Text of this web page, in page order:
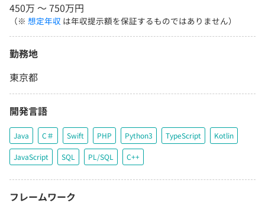
450万 〜 750万円
（※ 想定年収 は年収提示額を保証するものではありません）
勤務地
東京都
開発言語
Java C＃ Swift PHP Python3 TypeScript Kotlin
JavaScript SQL PL/SQL C++
フレームワーク